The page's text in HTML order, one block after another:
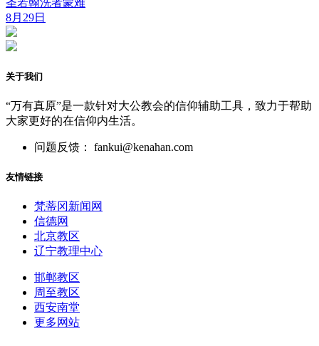
圣若翰洗者蒙难
8月29日
关于我们
“万有真原”是一款针对大公教会的信仰辅助工具，致力于帮助
大家更好的在信仰内生活。
问题反馈： fankui@kenahan.com
友情链接
梵蒂冈新闻网
信德网
北京教区
辽宁教理中心
邯郸教区
周至教区
西安南堂
更多网站